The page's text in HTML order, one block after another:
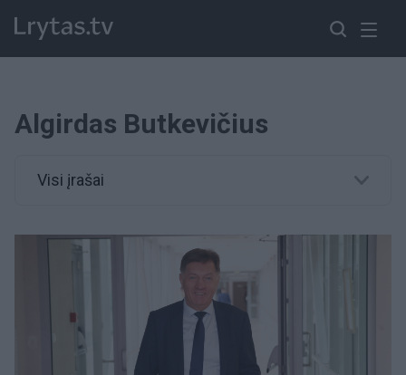
Algirdas Butkevičius
Visi įrašai